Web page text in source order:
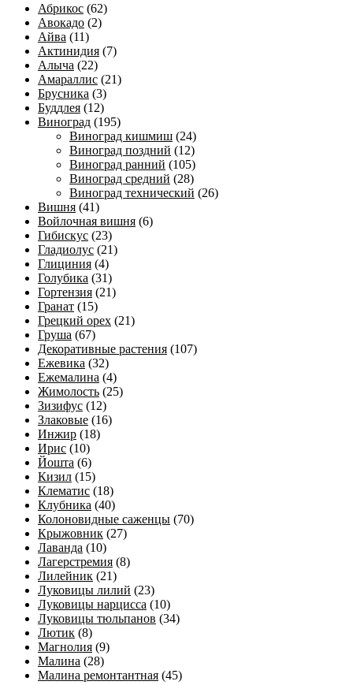
Абрикос (62)
Авокадо (2)
Айва (11)
Актинидия (7)
Алыча (22)
Амараллис (21)
Брусника (3)
Буддлея (12)
Виноград (195)
Виноград кишмиш (24)
Виноград поздний (12)
Виноград ранний (105)
Виноград средний (28)
Виноград технический (26)
Вишня (41)
Войлочная вишня (6)
Гибискус (23)
Гладиолус (21)
Глициния (4)
Голубика (31)
Гортензия (21)
Гранат (15)
Грецкий орех (21)
Груша (67)
Декоративные растения (107)
Ежевика (32)
Ежемалина (4)
Жимолость (25)
Зизифус (12)
Злаковые (16)
Инжир (18)
Ирис (10)
Йошта (6)
Кизил (15)
Клематис (18)
Клубника (40)
Колоновидные саженцы (70)
Крыжовник (27)
Лаванда (10)
Лагерстремия (8)
Лилейник (21)
Луковицы лилий (23)
Луковицы нарцисса (10)
Луковицы тюльпанов (34)
Лютик (8)
Магнолия (9)
Малина (28)
Малина ремонтантная (45)